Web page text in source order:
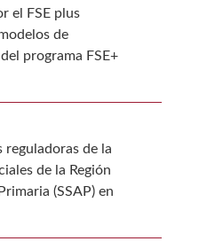
el FSE plus
de
programa FSE+
reguladoras de la
de la Región
(SSAP) en